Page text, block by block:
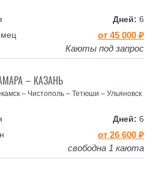
6
от 45 000 ₽
Каюты под запрос
6
– КАЗАНЬ
– Чистополь – Тетюши – Ульяновск
от 26 600 ₽
свободна 1 каюта